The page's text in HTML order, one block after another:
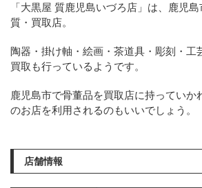
「大黒屋 質鹿児島いづろ店」は、鹿児
質・買取店。
陶器・掛け軸・絵画・茶道具・彫刻・工
買取も行っているようです。
鹿児島市で骨董品を買取店に持っていか
のお店を利用されるのもいいでしょう。
店舗情報